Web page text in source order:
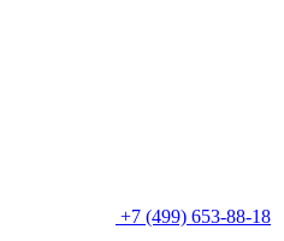
+7 (499) 653-88-18